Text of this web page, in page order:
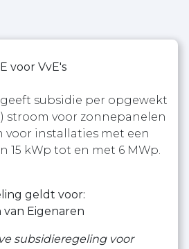
voor VvE's
subsidie per opgewekt
stroom voor zonnepanelen
voor installaties met een
15 kWp tot en met 6 MWp.
geldt voor:
Eigenaren
subsidieregeling voor